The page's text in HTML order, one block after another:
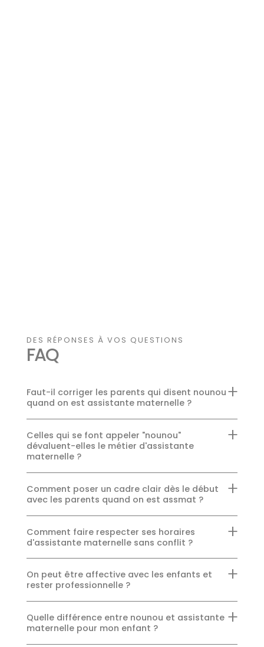
DES RÉPONSES À VOS QUESTIONS
FAQ
Faut-il corriger les parents qui disent nounou
quand on est assistante maternelle ?
Celles qui se font appeler "nounou"
dévaluent-elles le métier d'assistante
maternelle ?
Comment poser un cadre clair dès le début
avec les parents quand on est assmat ?
Comment faire respecter ses horaires
d'assistante maternelle sans conflit ?
On peut être affective avec les enfants et
rester professionnelle ?
Quelle différence entre nounou et assistante
maternelle pour mon enfant ?